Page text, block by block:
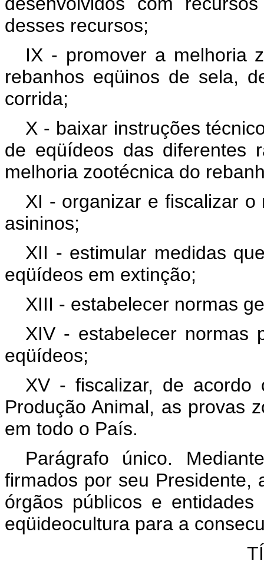
desses recursos;
IX - promover a melhoria
rebanhos eqüinos de sela,
corrida;
X - baixar instruções
de eqüídeos das diferentes
melhoria zootécnica do
XI - organizar e fiscalizar
asininos;
XII - estimular medidas
eqüídeos em extinção;
XIII - estabelecer normas
XIV - estabelecer normas
eqüídeos;
XV - fiscalizar, de acordo
Produção Animal, as provas
em todo o País.
Parágrafo único.
firmados por seu Presidente,
órgãos públicos e
eqüideocultura para a